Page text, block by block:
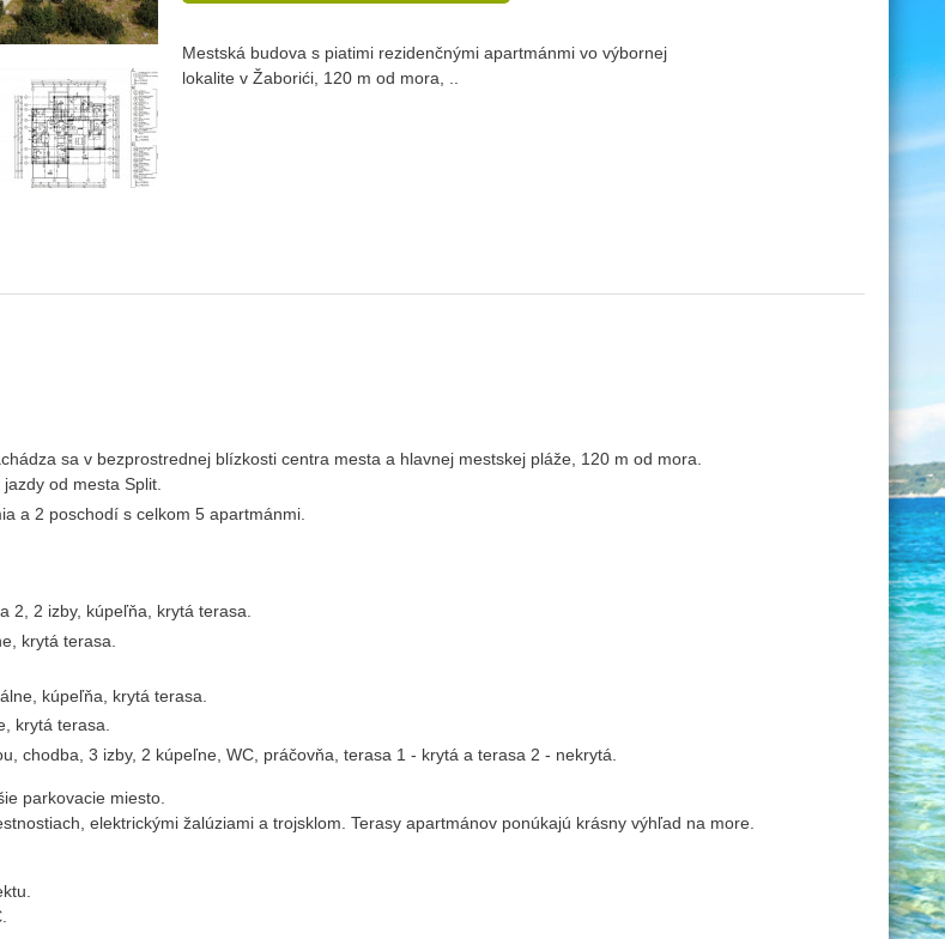
Mestská budova s piatimi rezidenčnými apartmánmi vo výbornej
lokalite v Žaborići, 120 m od mora, ..
sa v bezprostrednej blízkosti centra mesta a hlavnej mestskej pláže, 120 m od mora.
od mesta Split.
a 2 poschodí s celkom 5 apartmánmi.
2, 2 izby, kúpeľňa, krytá terasa.
krytá terasa.
kúpeľňa, krytá terasa.
krytá terasa.
chodba, 3 izby, 2 kúpeľne, WC, práčovňa, terasa 1 - krytá a terasa 2 - nekrytá.
parkovacie miesto.
elektrickými žalúziami a trojsklom. Terasy apartmánov ponúkajú krásny výhľad na more.